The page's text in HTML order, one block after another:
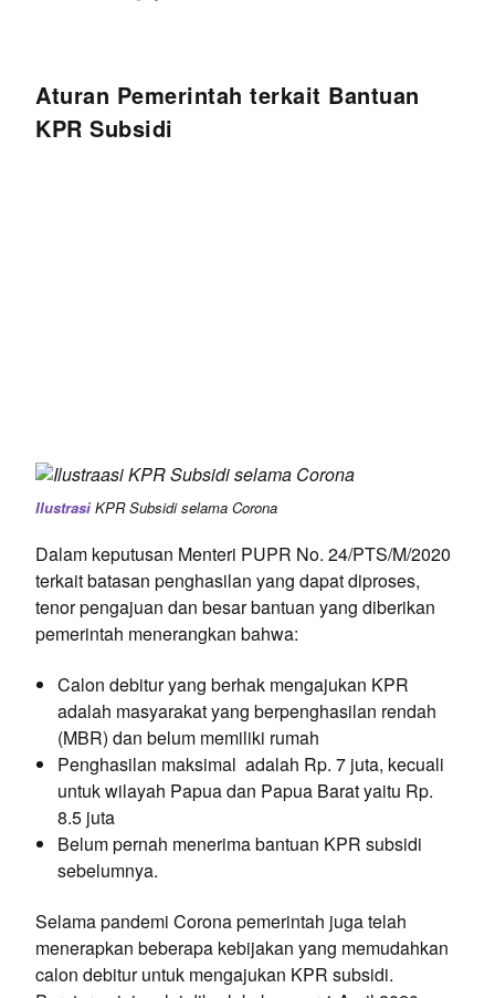
Aturan Pemerintah terkait Bantuan
KPR Subsidi
Ilustrasi KPR Subsidi selama Corona
Dalam keputusan Menteri PUPR No. 24/PTS/M/2020
terkait batasan penghasilan yang dapat diproses,
tenor pengajuan dan besar bantuan yang diberikan
pemerintah menerangkan bahwa:
Calon debitur yang berhak mengajukan KPR
adalah masyarakat yang berpenghasilan rendah
(MBR) dan belum memiliki rumah
Penghasilan maksimal adalah Rp. 7 juta, kecuali
untuk wilayah Papua dan Papua Barat yaitu Rp.
8.5 juta
Belum pernah menerima bantuan KPR subsidi
sebelumnya.
Selama pandemi Corona pemerintah juga telah
menerapkan beberapa kebijakan yang memudahkan
calon debitur untuk mengajukan KPR subsidi.